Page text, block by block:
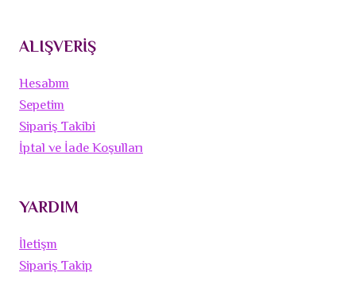
ALIŞVERİŞ
Hesabım
Sepetim
Sipariş Takibi
İptal ve İade Koşulları
YARDIM
İletişm
Sipariş Takip